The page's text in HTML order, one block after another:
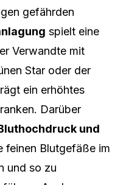
gefährden
spielt eine
Verwandte mit
Star oder der
ein erhöhtes
Darüber
und
feinen Blutgefäße im
und so zu